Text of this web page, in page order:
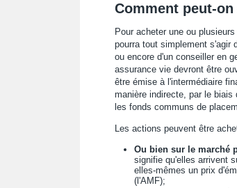
Comment peut-
Pour acheter une ou
pourra tout simplement s'agir
ou encore d'un conseiller en
assurance vie devront être
être émise à l'intermédiaire
manière indirecte, par le
les fonds communs de
Les actions peuvent être
Ou bien sur le marché
signifie qu'elles arrivent
elles-mêmes un prix
(l'AMF);